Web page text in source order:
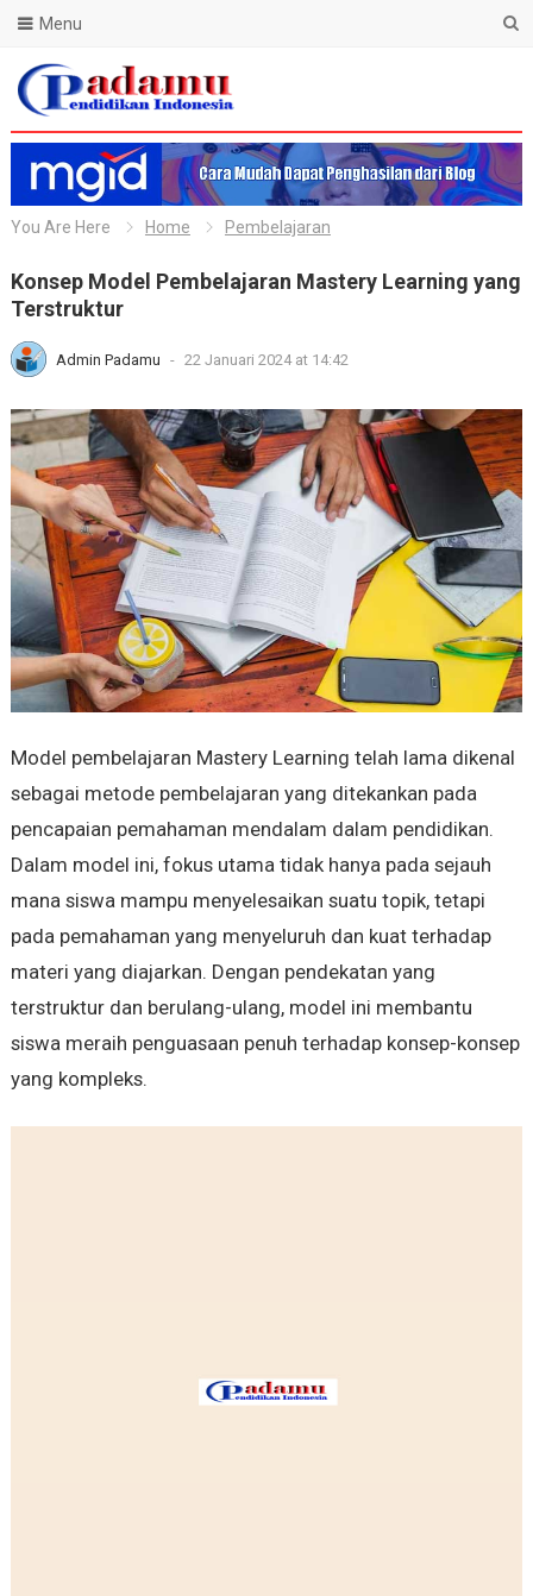
Blog Padamu
Menu
You Are Here Home Pembelajaran
Konsep Model Pembelajaran Mastery Learning yang
Terstruktur
Admin Padamu - 22 Januari 2024 at 14:42
Model pembelajaran Mastery Learning telah lama dikenal
sebagai metode pembelajaran yang ditekankan pada
pencapaian pemahaman mendalam dalam pendidikan.
Dalam model ini, fokus utama tidak hanya pada sejauh
mana siswa mampu menyelesaikan suatu topik, tetapi
pada pemahaman yang menyeluruh dan kuat terhadap
materi yang diajarkan. Dengan pendekatan yang
terstruktur dan berulang-ulang, model ini membantu
siswa meraih penguasaan penuh terhadap konsep-konsep
yang kompleks.